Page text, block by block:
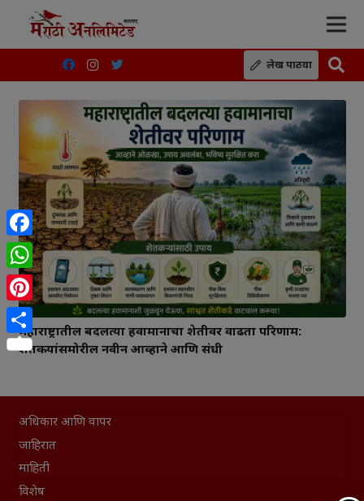
लेख पाठवा
महाराष्ट्रातील बदलत्या हवामानाचा शेतीवर वाढता परिणाम:
शेतकऱ्यांसमोरील नवीन आव्हाने आणि संधी
अधिकार आणि वापर
जाहिरात
माहिती
विशेष
Facebook
WhatsApp
Pinterest
Share